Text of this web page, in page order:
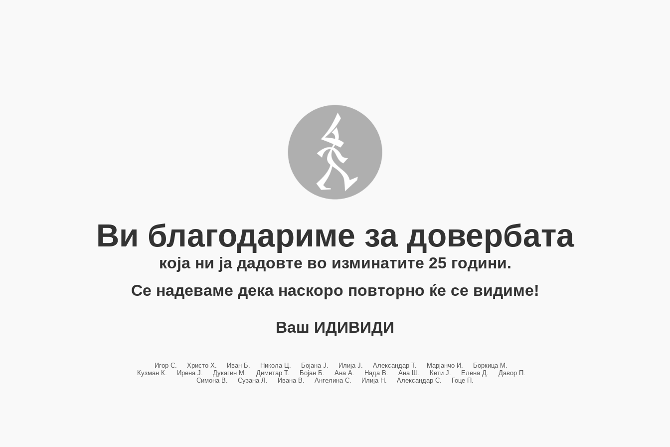
Ви благодариме за довербата
која ни ја дадовте во изминатите 25 години.
Се надеваме дека наскоро повторно ќе се видиме!
Ваш ИДИВИДИ
Игор С. Христо Х. Иван Б. Никола Ц. Бојана Ј. Илија Ј. Александар Т. Марјанчо И. Боркица М.
Кузман К. Ирена Ј. Дукагин М. Димитар Т. Бојан Б. Ана А. Нада В. Ана Ш. Кети Ј. Елена Д. Давор П.
Симона В. Сузана Л. Ивана В. Ангелина С. Илија Н. Александар С. Гоце П.